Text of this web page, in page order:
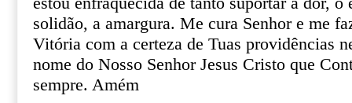
solidão, a amargura. Me cura Senhor e me
Vitória com a certeza de Tuas providências
nome do Nosso Senhor Jesus Cristo que
sempre. Amém